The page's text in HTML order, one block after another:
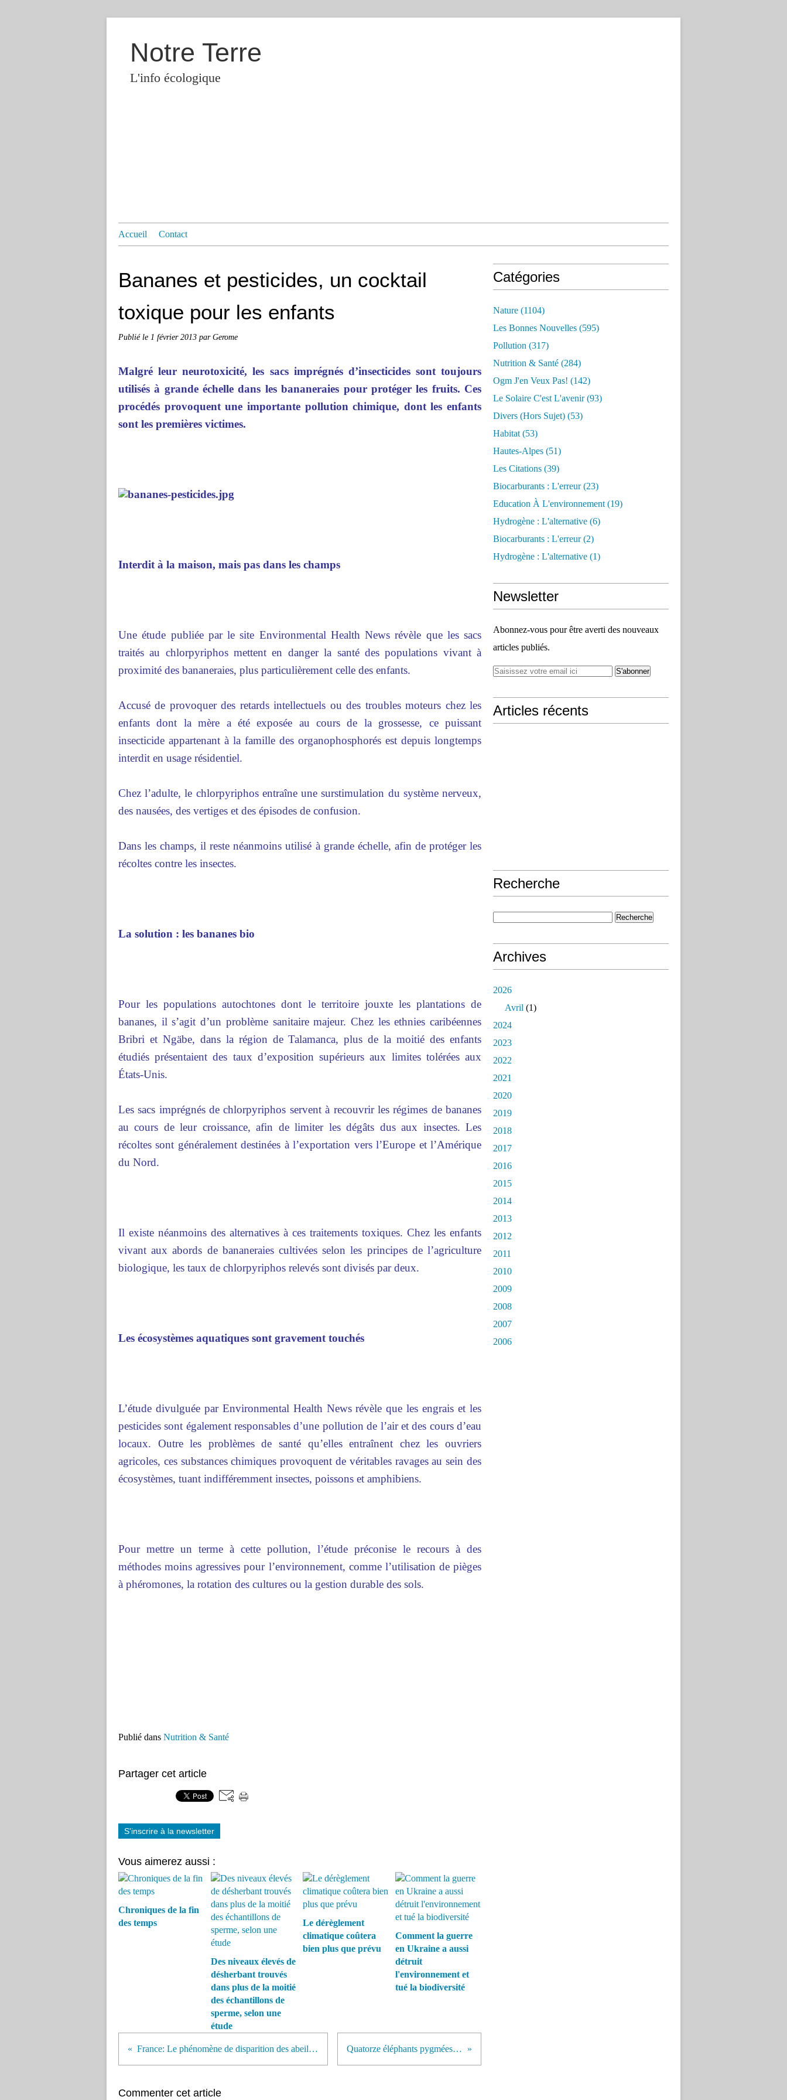
Notre Terre
L'info écologique
Accueil Contact
Bananes et pesticides, un cocktail
toxique pour les enfants
Publié le 1 février 2013 par Gerome
Malgré leur neurotoxicité, les sacs imprégnés d’insecticides sont toujours
utilisés à grande échelle dans les bananeraies pour protéger les fruits. Ces
procédés provoquent une importante pollution chimique, dont les enfants
sont les premières victimes.
Interdit à la maison, mais pas dans les champs
Une étude publiée par le site Environmental Health News révèle que les sacs
traités au chlorpyriphos mettent en danger la santé des populations vivant à
proximité des bananeraies, plus particulièrement celle des enfants.
Accusé de provoquer des retards intellectuels ou des troubles moteurs chez les
enfants dont la mère a été exposée au cours de la grossesse, ce puissant
insecticide appartenant à la famille des organophosphorés est depuis longtemps
interdit en usage résidentiel.
Chez l’adulte, le chlorpyriphos entraîne une surstimulation du système nerveux,
des nausées, des vertiges et des épisodes de confusion.
Dans les champs, il reste néanmoins utilisé à grande échelle, afin de protéger les
récoltes contre les insectes.
La solution : les bananes bio
Pour les populations autochtones dont le territoire jouxte les plantations de
bananes, il s’agit d’un problème sanitaire majeur. Chez les ethnies caribéennes
Bribri et Ngäbe, dans la région de Talamanca, plus de la moitié des enfants
étudiés présentaient des taux d’exposition supérieurs aux limites tolérées aux
États-Unis.
Les sacs imprégnés de chlorpyriphos servent à recouvrir les régimes de bananes
au cours de leur croissance, afin de limiter les dégâts dus aux insectes. Les
récoltes sont généralement destinées à l’exportation vers l’Europe et l’Amérique
du Nord.
Il existe néanmoins des alternatives à ces traitements toxiques. Chez les enfants
vivant aux abords de bananeraies cultivées selon les principes de l’agriculture
biologique, les taux de chlorpyriphos relevés sont divisés par deux.
Les écosystèmes aquatiques sont gravement touchés
L’étude divulguée par Environmental Health News révèle que les engrais et les
pesticides sont également responsables d’une pollution de l’air et des cours d’eau
locaux. Outre les problèmes de santé qu’elles entraînent chez les ouvriers
agricoles, ces substances chimiques provoquent de véritables ravages au sein des
écosystèmes, tuant indifféremment insectes, poissons et amphibiens.
Pour mettre un terme à cette pollution, l’étude préconise le recours à des
méthodes moins agressives pour l’environnement, comme l’utilisation de pièges
à phéromones, la rotation des cultures ou la gestion durable des sols.
Publié dans Nutrition & Santé
Partager cet article
S'inscrire à la newsletter
Vous aimerez aussi :
Chroniques de la fin
des temps
Des niveaux élevés de
désherbant trouvés
dans plus de la moitié
des échantillons de
sperme, selon une
étude
Le dérèglement
climatique coûtera
bien plus que prévu
Comment la guerre
en Ukraine a aussi
détruit
l'environnement et
tué la biodiversité
France: Le phénomène de disparition des abeilles prend un tour dramatique Quatorze éléphants pygmées morts empoisonnés
Commenter cet article
Catégories
Nature (1104)
Les Bonnes Nouvelles (595)
Pollution (317)
Nutrition & Santé (284)
Ogm J'en Veux Pas! (142)
Le Solaire C'est L'avenir(93)
Divers (hors Sujet) (53)
Habitat (53)
Hautes-Alpes (51)
Les Citations (39)
Biocarburants : L'erreur(23)
Education À L'environnement (19)
Hydrogène : L'alternative (6)
Biocarburants : L'erreur(2)
Hydrogène : L'alternative (1)
Newsletter
Abonnez-vous pour être averti des nouveaux
articles publiés.
Articles récents
Recherche
Archives
2026
Avril (1)
2024
2023
2022
2021
2020
2019
2018
2017
2016
2015
2014
2013
2012
2011
2010
2009
2008
2007
2006